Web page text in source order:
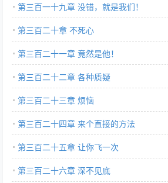
第三百一十九章 没错，就是我们！
第三百二十章 不死心
第三百二十一章 竟然是他！
第三百二十二章 各种质疑
第三百二十三章 烦恼
第三百二十四章 来个直接的方法
第三百二十五章 让你飞一次
第三百二十六章 深不见底